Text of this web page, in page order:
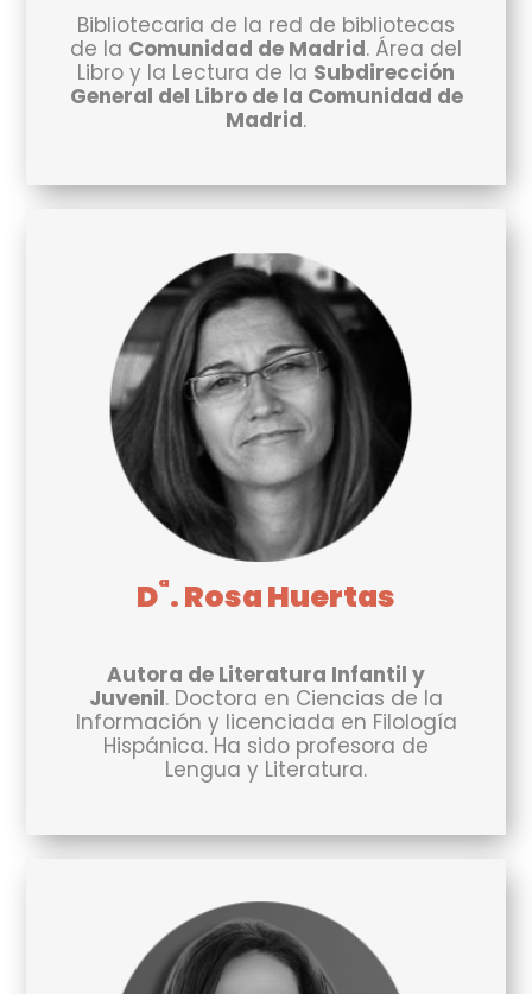
Bibliotecaria de la red de bibliotecas
de la Comunidad de Madrid. Área del
Libro y la Lectura de la Subdirección
General del Libro de la Comunidad de
Madrid.
Dª. Rosa Huertas
Autora de Literatura Infantil y
Juvenil. Doctora en Ciencias de la
Información y licenciada en Filología
Hispánica. Ha sido profesora de
Lengua y Literatura.